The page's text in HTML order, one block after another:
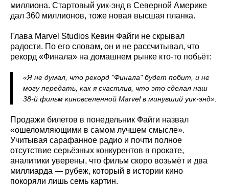
миллиона. Стартовый уик-энд в Северной Америке
дал 360 миллионов, тоже новая высшая планка.
Глава Marvel Studios Кевин Файги не скрывал
радости. По его словам, он и не рассчитывал, что
рекорд «Финала» на домашнем рынке кто-то побьёт:
«Я не думал, что рекорд "Финала" будет побит, и не
могу передать, как я счастлив, что это сделал наш
38-й фильм киновселенной Marvel в минувший уик-энд».
Продажи билетов в понедельник Файги назвал
«ошеломляющими в самом лучшем смысле».
Учитывая сарафанное радио и почти полное
отсутствие серьёзных конкурентов в прокате,
аналитики уверены, что фильм скоро возьмёт и два
миллиарда — рубеж, который в истории кино
покоряли лишь семь картин.